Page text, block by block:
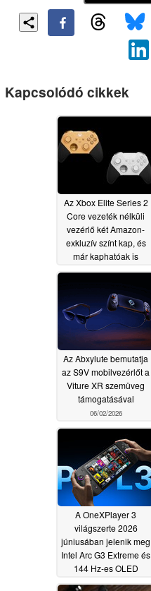
Kapcsolódó cikkek
Az Xbox Elite Series 2
Core vezeték nélküli
vezérlő két Amazon-
exkluzív színt kap, és
már kaphatóak is
06/04/2026
Az Abxylute bemutatja
az S9V mobilvezérlőt a
Viture XR szemüveg
támogatásával
06/02/2026
A OneXPlayer 3
világszerte 2026
júniusában jelenik meg
Intel Arc G3 Extreme és
144 Hz-es OLED
05/28/2026